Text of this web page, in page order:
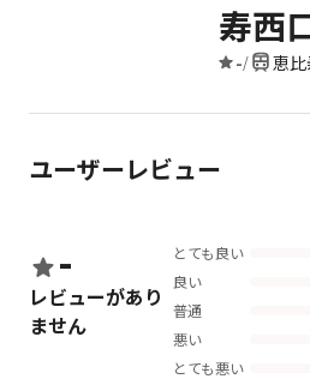
寿西
-/ 恵
ユーザーレビュー
-
レビューがあり
ません
とても良い
良い
普通
悪い
とても悪い